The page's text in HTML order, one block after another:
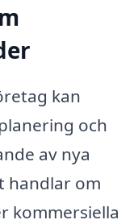
kan
och
av nya
handlar om
kommersiella